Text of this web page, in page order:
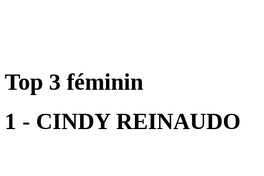
Top 3 féminin
1 - CINDY REINAUDO